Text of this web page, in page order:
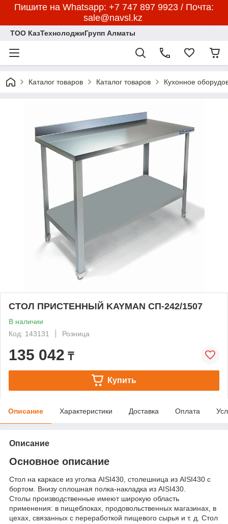
Пишите на Whatsapp: +7 747 897 9923 / Почта:
sale@navsl.kz
ТОО КазТехнолоджиГрупп Алматы
Каталог товаров Каталог товаров Кухонное
СТОЛ ПРИСТЕННЫЙ KAYMAN СП-242/1507
В наличии
Код: 143131
Розница
135 042 ₸
Купить
Описание Характеристики Доставка Оплата
Описание
Основное описание
Стол на каркасе из уголка AISI430, столешница из AISI430 с
бортом. Внизу сплошная полка-накладка из AISI430.
Столы производственные имеют широкую область
применения: в пищеблоках, продовольственных магазинах, в
цехах, связанных с переработкой пищевого сырья и т. д. Стол